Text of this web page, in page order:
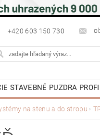
+420 603 150 730
STAVEBNÉ PUZDRA
LATENTE PUZDRA
na stenu a do stropu